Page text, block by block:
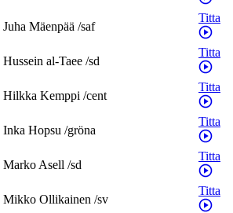
Juha Mäenpää /saf
Titta
Hussein al-Taee /sd
Titta
Hilkka Kemppi /cent
Titta
Inka Hopsu /gröna
Titta
MarkoAsell /sd
Titta
Mikko Ollikainen /sv
Titta